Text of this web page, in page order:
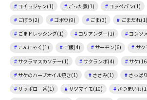
コチュジャン(1)
ごった煮(1) コッペパン(1)
ごぼう(2)
ゴボウ(9) ごま(3)
ごまだれ(1)
ごまドレッシング(1)
コリアンダー(1) コンソ
こんにゃく(1)
ご飯(4) サーモン(6)
サ
サクラマスのソテー(1)
サクランボ(4)
サケ
サケのハーブオイル焼き(1)
ささみ(1)
さっぱ
サッポロ一番(1)
サツマイモ(10)
さつまいも